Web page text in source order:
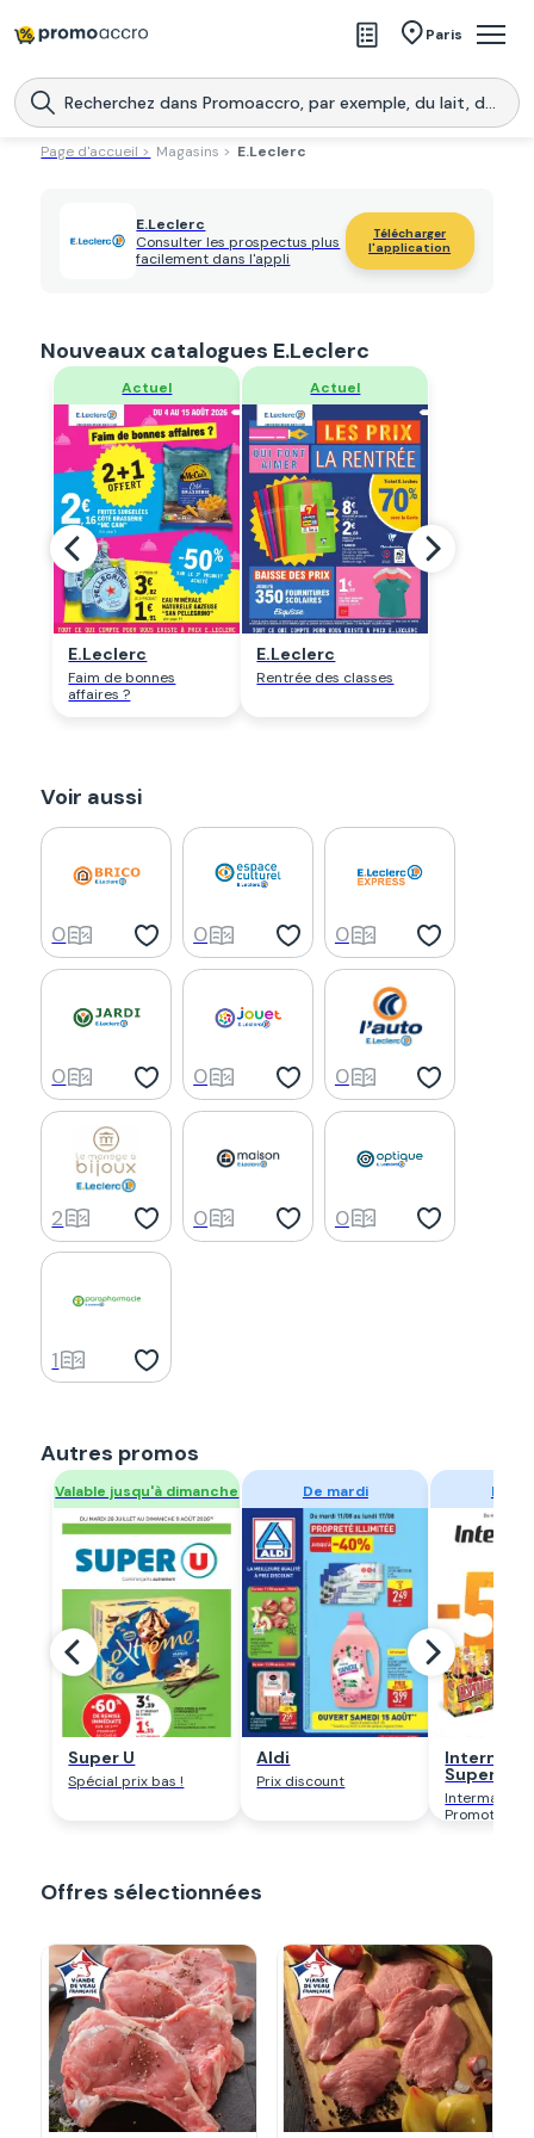
Paris
Magasins
Produits
l'application
Page d'accueil > Magasins > E.Leclerc
E.Leclerc
Consulter les prospectus plus
facilement dans l'appli
Télécharger
l'application
Nouveaux catalogues E.Leclerc
Regarder
E.Leclerc
Faim de bonnes
affaires ?
Regarder
E.Leclerc
Rentrée des classes
Voir aussi
0 0 0
0 0 0
2 0 0
1
Autres promos
Regarder
Super U
Spécial prix bas !
Regarder
Aldi
Prix discount Super
Intermarché
Promotion
Offres sélectionnées